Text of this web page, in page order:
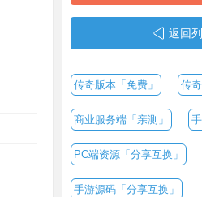
返回
传奇版本「免费」 传
商业服务端「亲测」
PC端资源「分享互换」
手游源码「分享互换」